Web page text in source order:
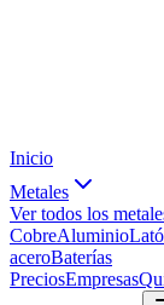
Inicio
Metales
Ver todos los
CobreAluminio
aceroBaterías
PreciosEmpresas